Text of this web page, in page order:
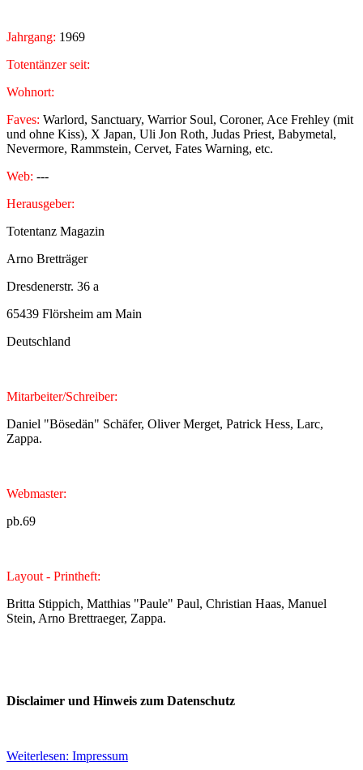
Jahrgang: 1969
Totentänzer seit:
Wohnort:
Faves: Warlord, Sanctuary, Warrior Soul, Coroner, Ace Frehley (mit
und ohne Kiss), X Japan, Uli Jon Roth, Judas Priest, Babymetal,
Nevermore, Rammstein, Cervet, Fates Warning, etc.
Web: ---
Herausgeber:
Totentanz Magazin
Arno Bretträger
Dresdenerstr. 36 a
65439 Flörsheim am Main
Deutschland
Mitarbeiter/Schreiber:
Daniel "Bösedän" Schäfer, Oliver Merget, Patrick Hess, Larc,
Zappa.
Webmaster:
pb.69
Layout - Printheft:
Britta Stippich, Matthias "Paule" Paul, Christian Haas, Manuel
Stein, Arno Brettraeger, Zappa.
Disclaimer und Hinweis zum Datenschutz
Weiterlesen: Impressum